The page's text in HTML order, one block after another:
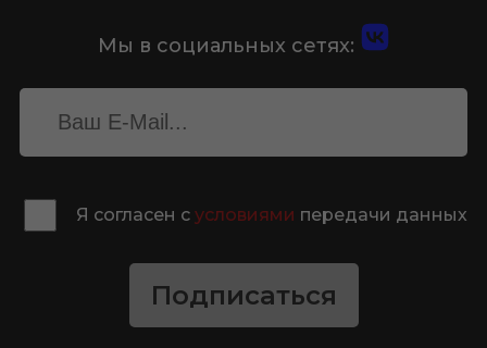
Мы в социальных сетях:
Я согласен с условиями передачи данных
Подписаться